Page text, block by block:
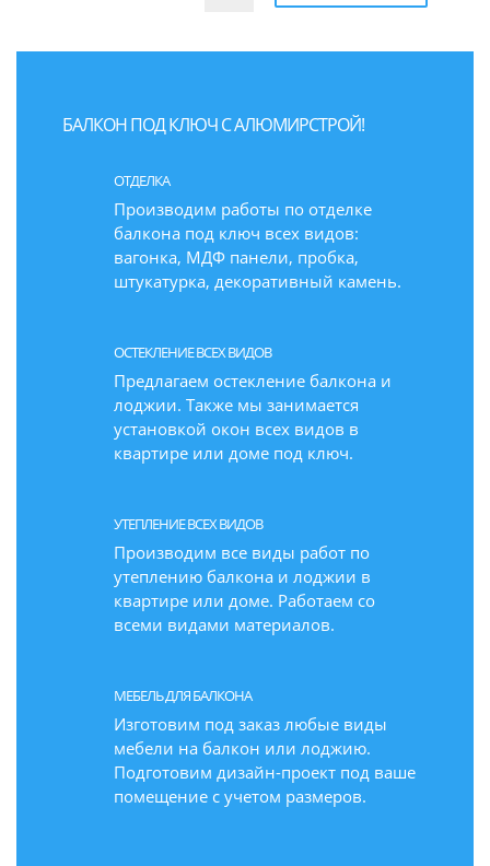
БАЛКОН ПОД КЛЮЧ С АЛЮМИРСТРОЙ!
ОТДЕЛКА
Производим работы по отделке
балкона под ключ всех видов:
вагонка, МДФ панели, пробка,
штукатурка, декоративный камень.
ОСТЕКЛЕНИЕ ВСЕХ ВИДОВ
Предлагаем остекление балкона и
лоджии. Также мы занимается
установкой окон всех видов в
квартире или доме под ключ.
УТЕПЛЕНИЕ ВСЕХ ВИДОВ
Производим все виды работ по
утеплению балкона и лоджии в
квартире или доме. Работаем со
всеми видами материалов.
МЕБЕЛЬ ДЛЯ БАЛКОНА
Изготовим под заказ любые виды
мебели на балкон или лоджию.
Подготовим дизайн-проект под ваше
помещение с учетом размеров.